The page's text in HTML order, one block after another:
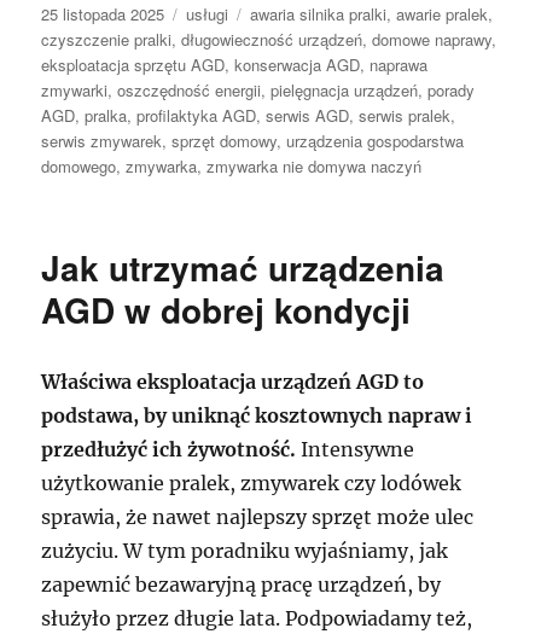
Data
publikacji
25 listopada 2025 Kategorie
usługi Tagi
awaria silnika pralki,awarie pralek,
czyszczenie pralki,długowieczność urządzeń,domowe naprawy,
eksploatacja sprzętu AGD,konserwacja AGD, naprawa
zmywarki,oszczędność energii,pielęgnacja urządzeń,porady
AGD,pralka,profilaktyka AGD,serwis AGD,serwis pralek,
serwis zmywarek,sprzęt domowy, urządzenia gospodarstwa
domowego,zmywarka,zmywarka nie domywa naczyń
Jak utrzymać urządzenia
AGD w dobrej kondycji
Właściwa eksploatacja urządzeń AGD to
podstawa, by uniknąć kosztownych napraw i
przedłużyć ich żywotność. Intensywne
użytkowanie pralek, zmywarek czy lodówek
sprawia, że nawet najlepszy sprzęt może ulec
zużyciu. W tym poradniku wyjaśniamy, jak
zapewnić bezawaryjną pracę urządzeń, by
służyło przez długie lata. Podpowiadamy też,